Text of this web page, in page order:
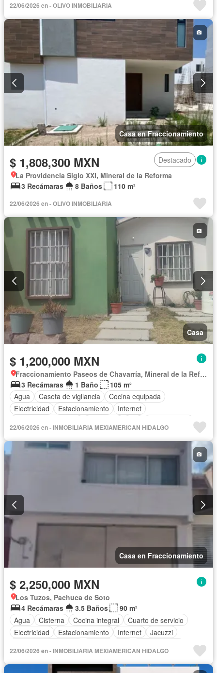
22/06/2026 en - OLIVO INMOBILIARIA
Casa en Fraccionamiento
$ 1,808,300 MXN
Destacado
La Providencia Siglo XXI, Mineral de la Reforma
3 Recámaras
8 Baños 110 m²
22/06/2026 en - OLIVO INMOBILIARIA
Casa
$ 1,200,000 MXN
Fraccionamiento Paseos de Chavarría, Mineral de la Reforma
3 Recámaras
1 Baño
105 m²
Agua
Caseta de vigilancia
Cocina equipada
Electricidad
Estacionamiento
Internet
Sin amueblar
22/06/2026 en - INMOBILIARIA MEXIAMERICAN HIDALGO
Casa en Fraccionamiento
$ 2,250,000 MXN
Los Tuzos, Pachuca de Soto
4 Recámaras
3.5 Baños
90 m²
Agua
Cisterna Cocina integral
Cuarto de servicio
Electricidad
Estacionamiento Internet
Jacuzzi
Sin amueblar
22/06/2026 en - INMOBILIARIA MEXIAMERICAN HIDALGO